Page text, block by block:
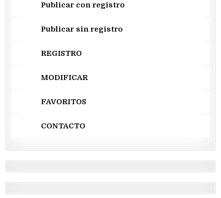
Publicar con registro
Publicar sin registro
REGISTRO
MODIFICAR
FAVORITOS
CONTACTO